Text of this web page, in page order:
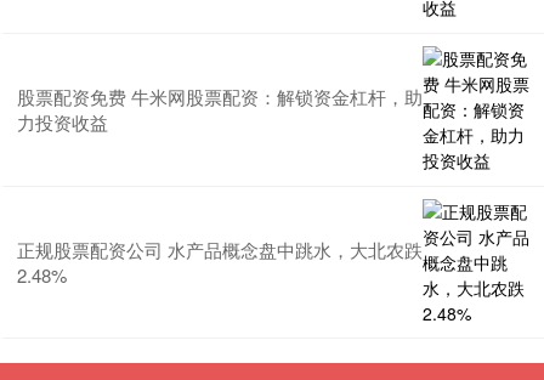
股票配资免费 牛米网股票配资：解锁资金杠杆，助
力投资收益
正规股票配资公司 水产品概念盘中跳水，大北农跌
2.48%